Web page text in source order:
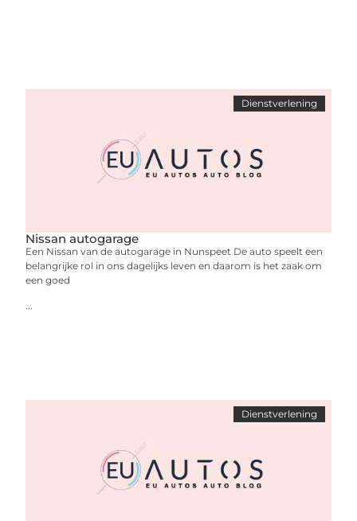
Dienstverlening
Nissan autogarage
Een Nissan van de autogarage in Nunspeet De auto speelt een
belangrijke rol in ons dagelijks leven en daarom is het zaak om
een goed
Dienstverlening